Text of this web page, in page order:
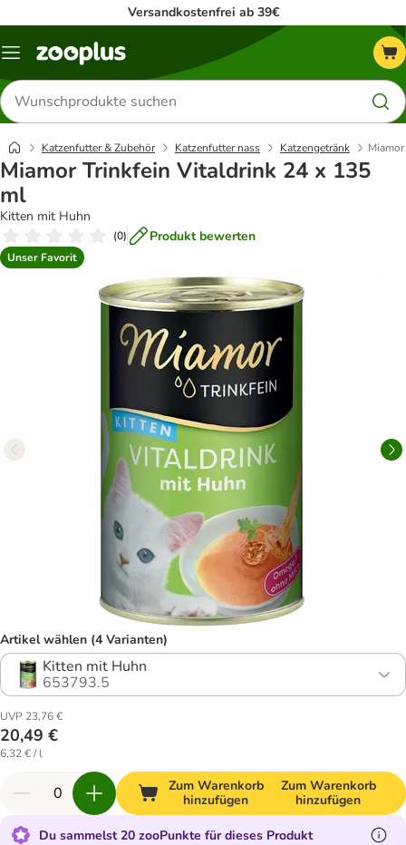
Versandkostenfrei ab 39€
Menü
Produkte
suchen
Katzenfutter & Zubehör Katzenfutter nass Katzengetränk
Miamor Trinkfein Vitaldrink 24 x 135
ml
Kitten mit Huhn
(0) Produkt bewerten
Unser Favorit
Artikel wählen (4 Varianten)
Kitten mit Huhn
653793.5
UVP 23,76 €
20,49 €
6,32 € / l
Zum Warenkorb
hinzufügen
Zum Warenkorb
hinzufügen
Du sammelst 20 zooPunkte für dieses Produkt